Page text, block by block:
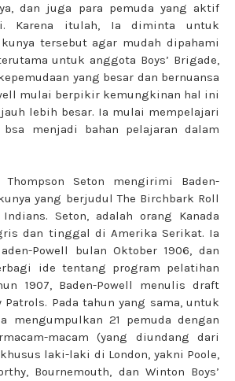
dan juga para pemuda yang aktif
Karena itulah, Ia diminta untuk
tersebut agar mudah dipahami
untuk anggota Boys’ Brigade,
yang besar dan bernuansa
mulai berpikir kemungkinan hal ini
lebih besar. Ia mulai mempelajari
menjadi bahan pelajaran dalam
Seton mengirimi Baden-
yang berjudul The Birchbark Roll
Seton, adalah orang Kanada
dan tinggal di Amerika Serikat. Ia
Powell bulan Oktober 1906, dan
ide tentang program pelatihan
1907, Baden-Powell menulis draft
Pada tahun yang sama, untuk
mengumpulkan 21 pemuda dengan
macam (yang diundang dari
laki-laki di London, yakni Poole,
Bournemouth, dan Winton Boys’